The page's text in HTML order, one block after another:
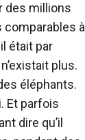
des millions
comparables à
était par
plus.
éléphants.
Et parfois
dire qu’il